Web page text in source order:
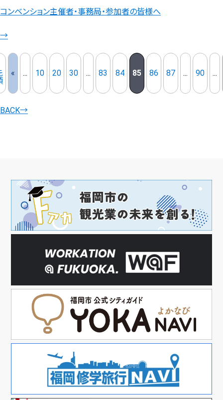
コンベンション主催者・事務局・参加者の皆様へ
→
« ... 10 20 30 ... 83 84 85 86 87 ... 90 ...
BACK→